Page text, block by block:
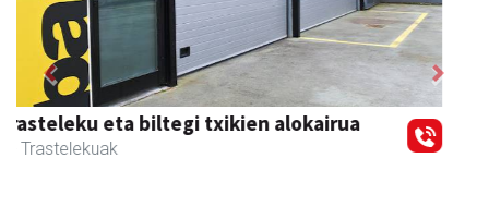
Urnietako Udala
Urnieta - Udaletxeak
Previous Next